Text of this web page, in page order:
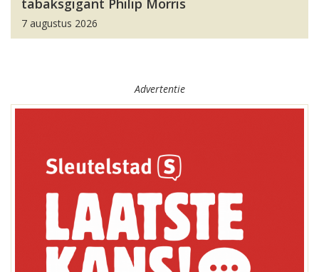
tabaksgigant Philip Morris
7 augustus 2026
Advertentie